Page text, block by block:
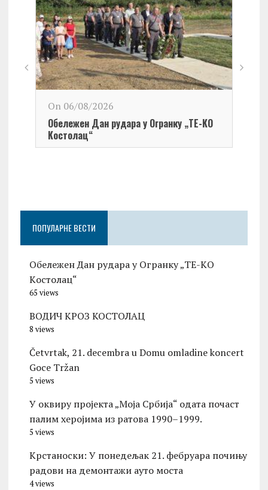
On 06/08/2026
Обележен Дан рудара у Огранку „ТЕ-KО
Kостолац“
ПОПУЛАРНЕ ВЕСТИ
Обележен Дан рудара у Огранку „ТЕ-KО
Kостолац“
65 views
ВОДИЧ КРОЗ КОСТОЛАЦ
8 views
Četvrtak, 21. decembra u Domu omladine koncert
Goce Tržan
5 views
У оквиру пројекта „Моја Србија“ одата почаст
палим херојима из ратова 1990–1999.
5 views
Kрстаноски: У понедељак 21. фебруара почињу
радови на демонтажи ауто моста
4 views